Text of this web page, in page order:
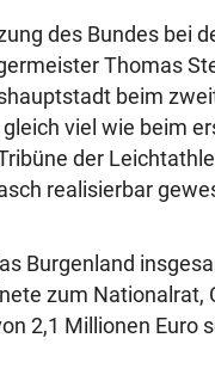
des Bundes bei
Thomas
beim
viel wie beim
der
realisierbar
Burgenland
zum Nationalrat,
2,1 Millionen Euro